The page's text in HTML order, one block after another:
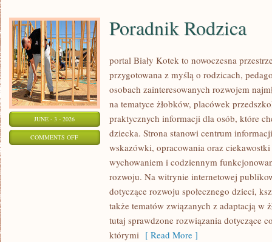
JUNE - 3 - 2026
COMMENTS OFFON
Poradnik Rodzica
portal Biały Kotek to nowoczesna
przygotowana z myślą o rodzicach,
osobach zainteresowanych rozwojem
na tematyce żłobków, placówek
praktycznych informacji dla osób, które
dziecka. Strona stanowi centrum
wskazówki, opracowania oraz
wychowaniem i codziennym
rozwoju. Na witrynie internetowej
dotyczące rozwoju społecznego dzieci,
także tematów związanych z adaptacją w
tutaj sprawdzone rozwiązania dotyczące
którymi [ Read More ]